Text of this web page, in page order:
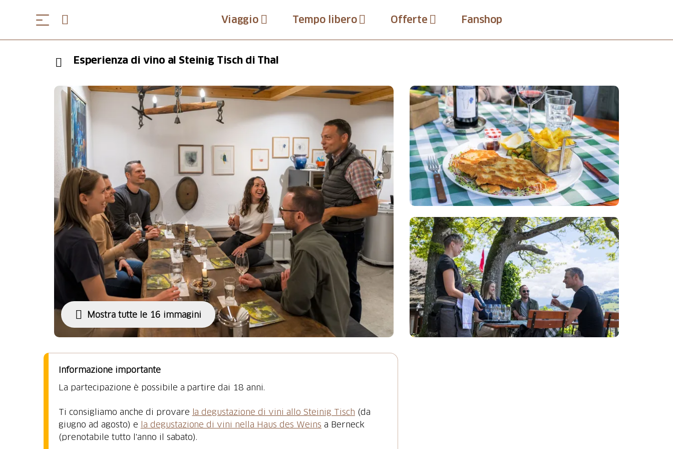
Viaggio Tempo libero Offerte Fanshop
Esperienza di vino al Steinig Tisch di Thal
Mostra tutte le 16 immagini
Informazione importante
La partecipazione è possibile a partire dai 18 anni.
Ti consigliamo anche di provare la degustazione di vini allo Steinig Tisch (da
giugno ad agosto) e la degustazione di vini nella Haus des Weins a Berneck
(prenotabile tutto l'anno il sabato).